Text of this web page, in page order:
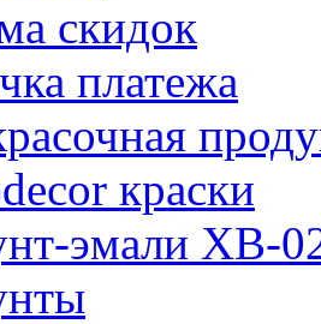
скидок
платежа
краски
эмали ХВ-